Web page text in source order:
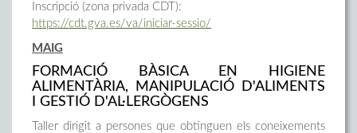
Inscripció (zona privada CDT):
https://cdt.gva.es/va/iniciar-sessio/
MAIG
FORMACIÓ BÀSICA EN HIGIENE
ALIMENTÀRIA, MANIPULACIÓ D'ALIMENTS
I GESTIÓ D'AL·LERGÒGENS
Taller dirigit a persones que obtinguen els coneixements